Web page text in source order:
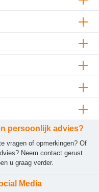
persoonlijk advies?
vragen of opmerkingen? Of
Neem contact gerust
u graag verder.
Media